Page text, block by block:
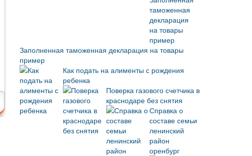
Заполненная таможенная декларация на товары
пример
Как подать на алименты с рождения
ребенка
Поверка газового счетчика в
краснодаре без снятия
Справка о
составе семьи
ленинский
район
оренбург